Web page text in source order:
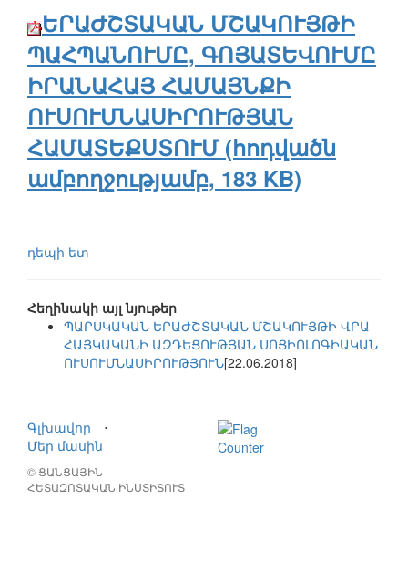
ԵՐԱԺՇՏԱԿԱՆ ՄՇԱԿՈՒՅԹԻ
ՊԱՀՊԱՆՈՒՄԸ, ԳՈՅԱՏԵՎՈՒՄԸ
ԻՐԱՆԱՀԱՅ ՀԱՄԱՅՆՔԻ
ՈՒՍՈՒՄՆԱՍԻՐՈՒԹՅԱՆ
ՀԱՄԱՏԵՔՍՏՈՒՄ (հոդվածն
ամբողջությամբ, 183 KB)
դեպի ետ
Հեղինակի այլ նյութեր
ՊԱՐՍԿԱԿԱՆ ԵՐԱԺՇՏԱԿԱՆ ՄՇԱԿՈՒՅԹԻ ՎՐԱ
ՀԱՅԿԱԿԱՆԻ ԱԶԴԵՑՈՒԹՅԱՆ ՍՈՑԻՈԼՈԳԻԱԿԱՆ
ՈՒՍՈՒՄՆԱՍԻՐՈՒԹՅՈՒՆ[22.06.2018]
Գլխավոր
⋅
Մեր մասին
© ՑԱՆՑԱՅԻՆ
ՀԵՏԱԶՈՏԱԿԱՆ ԻՆՍՏԻՏՈՒՏ